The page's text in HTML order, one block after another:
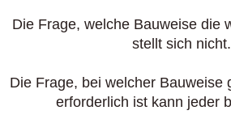
Die Frage, welche Bauweise die
stellt sich nicht.
Die Frage, bei welcher Bauweise
erforderlich ist kann jeder